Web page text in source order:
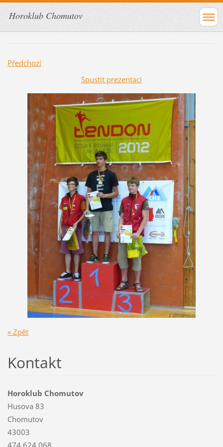
Horoklub Chomutov
Předchozí
Spustit prezentaci
« Zpět
Kontakt
Horoklub Chomutov
Husova 83
Chomutov
43003
474 624 068